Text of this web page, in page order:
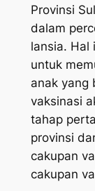
Provinsi
dalam
lansia. Hal
untuk
anak yang
vaksinasi
tahap
provinsi
cakupan
cakupan